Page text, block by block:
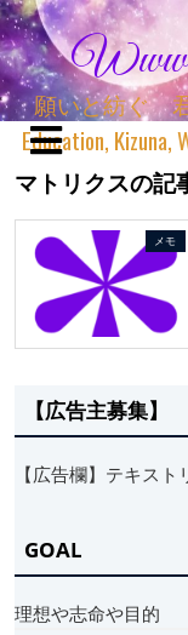
願いと紡ぐ 君
Education,
マトリクスの記
メモ
【広告主募集】
【広告欄】テキス
GOAL
理想や志命や目的